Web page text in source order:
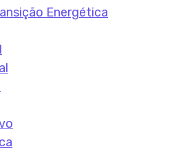
Energética